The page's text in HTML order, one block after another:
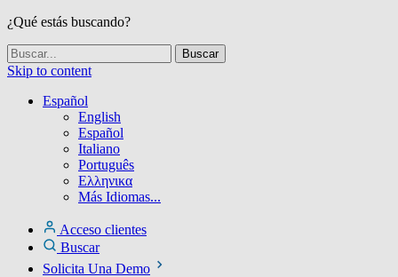
¿Qué estás buscando?
Skip to content
Español
English
Español
Italiano
Português
Ελληνικα
Más Idiomas...
Acceso clientes
Buscar
Solicita Una Demo